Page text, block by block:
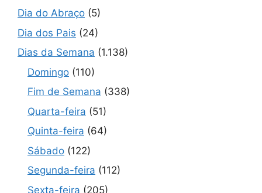
Dia do Abraço (5)
Dia dos Pais (24)
Dias da Semana (1.138)
Domingo (110)
Fim de Semana (338)
Quarta-feira (51)
Quinta-feira (64)
Sábado (122)
Segunda-feira (112)
Sexta-feira (205)